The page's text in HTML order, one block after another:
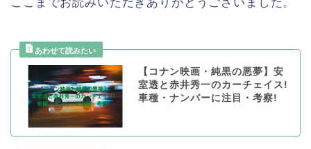
【コナン映画・純黒の悪夢】安
室透と赤井秀一のカーチェイス!
車種・ナンバーに注目・考察!